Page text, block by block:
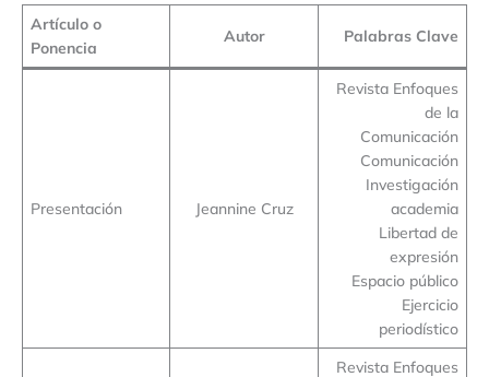
Artículo o
Ponencia
Autor Palabras Clave
Presentación Jeannine Cruz
Revista Enfoques
de la
Comunicación
Comunicación
Investigación
academia
Libertad de
expresión
Espacio público
Ejercicio
periodístico
Revista Enfoques